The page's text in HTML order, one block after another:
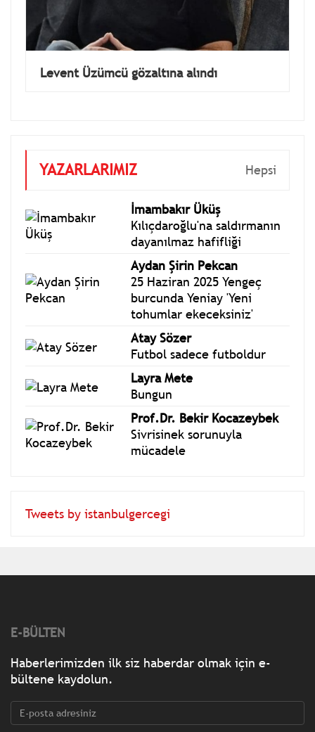
İmambakır Üküş
Kılıçdaroğlu'na saldırmanın
dayanılmaz hafifliği
Aydan Şirin Pekcan
25 Haziran 2025 Yengeç
burcunda Yeniay 'Yeni
tohumlar ekeceksiniz'
Atay Sözer
Futbol sadece futboldur
Layra Mete
Bungun
Prof.Dr. Bekir Kocazeybek
Sivrisinek sorunuyla
Haberlerimizden ilk siz haberdar olmak için e-
bültene kaydolun.